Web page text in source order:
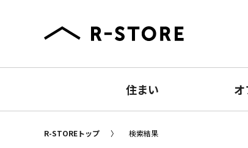
住まい
R-STOREトップ 検索結果